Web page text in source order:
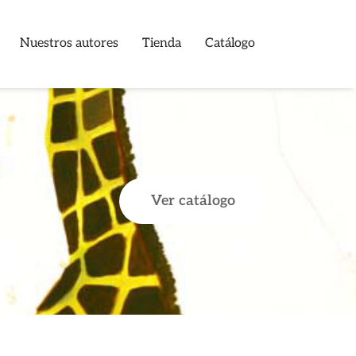
Nuestros autores Tienda Catálogo
Ver catálogo